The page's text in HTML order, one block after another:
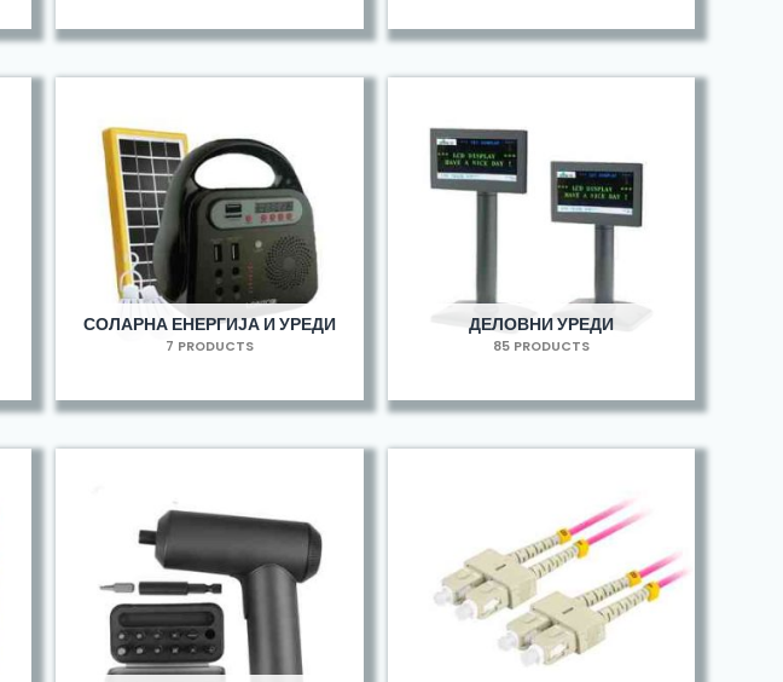
СОЛАРНА ЕНЕРГИЈА И УРЕДИ
7 PRODUCTS
ДЕЛОВНИ УРЕДИ
85 PRODUCTS